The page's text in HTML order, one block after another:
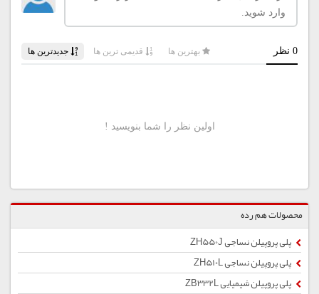
محصولات هم رده
پلی پروپیلن نساجی ZH550J
پلی پروپیلن نساجی ZH510L
پلی پروپیلن شیمیایی ZB332L